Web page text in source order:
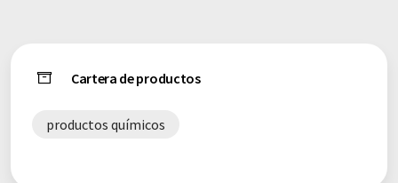
Cartera de productos
productos químicos